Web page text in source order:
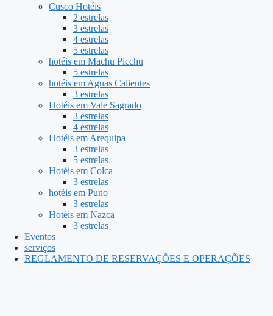
Cusco Hotéis
2 estrelas
3 estrelas
4 estrelas
5 estrelas
hotéis em Machu Picchu
5 estrelas
hotéis em Aguas Calientes
3 estrelas
Hotéis em Vale Sagrado
3 estrelas
4 estrelas
Hotéis em Arequipa
3 estrelas
5 estrelas
Hotéis em Colca
3 estrelas
hotéis em Puno
3 estrelas
Hotéis em Nazca
3 estrelas
Eventos
serviços
REGLAMENTO DE RESERVAÇÕES E OPERAÇÕES